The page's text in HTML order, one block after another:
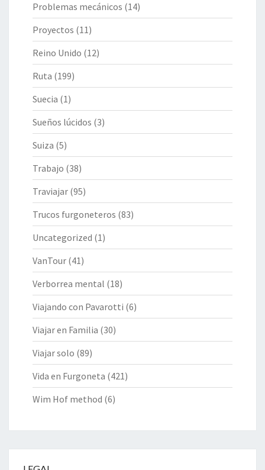
Problemas mecánicos (14)
Proyectos (11)
Reino Unido (12)
Ruta (199)
Suecia (1)
Sueños lúcidos (3)
Suiza (5)
Trabajo (38)
Traviajar (95)
Trucos furgoneteros (83)
Uncategorized (1)
VanTour (41)
Verborrea mental (18)
Viajando con Pavarotti (6)
Viajar en Familia (30)
Viajar solo (89)
Vida en Furgoneta (421)
Wim Hof method (6)